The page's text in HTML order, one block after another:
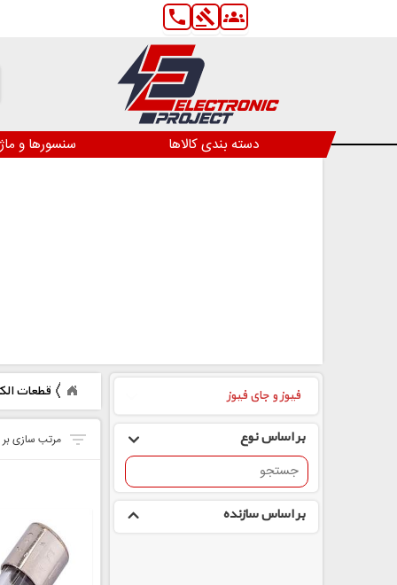
phone gavel groups
دسته بندی کالاها سنسورها و
قطعات فیوز و جای فیوز
بر اساس نوع
بر اساس سازنده